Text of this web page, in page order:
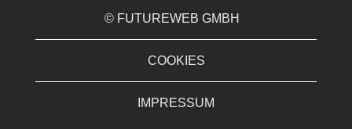
© FUTUREWEB GMBH
COOKIES
IMPRESSUM